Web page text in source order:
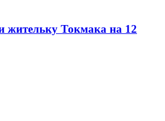
жительку Токмака на 12